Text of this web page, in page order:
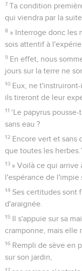
7 Ta condition
qui viendra par la
8 » Interroge donc les
sois attentif à
9 En effet, nous
jours sur la terre ne
10 Eux, ne
ils tireront de leur
11 ‘Le papyrus
sans eau ?
12 Encore vert et sans
que toutes les herbes.’
13 » Voilà ce qui
l'espérance de l'impie
14 Ses certitudes sont
d'araignée.
15 Il s'appuie sur sa
cramponne, mais elle
16 Rempli de sève en
sur son jardin,
17